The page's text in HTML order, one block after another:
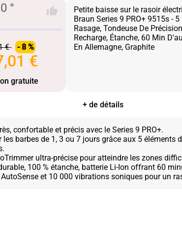
0 °
€ - 8 %
€
gratuite
Petite baisse sur le rasoir
Braun Series 9 PRO+ 9515s -
Rasage, Tondeuse De
Recharge, Étanche, 60 Min
En Allemagne, Graphite
+ de détails
confortable et précis avec le Series 9 PRO+.
les barbes de 1, 3 ou 7 jours grâce aux 5 éléments
ultra-précise pour atteindre les zones
100 % étanche, batterie Li-Ion offrant 60